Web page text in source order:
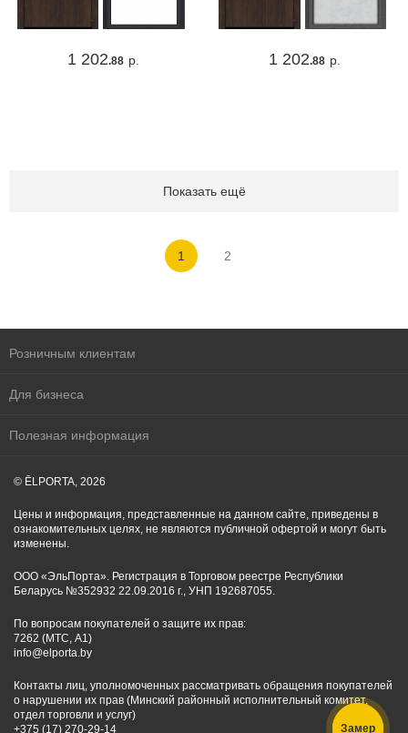
1 202.88 р. 1 202.88 р.
Показать ещё
1 2
Розничным клиентам
Для бизнеса
Полезная информация
© ĒLPORTA, 2026
Цены и информация, представленные на данном сайте, приведены в
ознакомительных целях, не являются публичной офертой и могут быть
изменены.
ООО «ЭльПорта». Регистрация в Торговом реестре Республики
Беларусь №352932 22.09.2016 г., УНП 192687055.
По вопросам покупателей о защите их прав:
7262 (МТС, A1)
info@elporta.by
Контакты лиц, уполномоченных рассматривать обращения покупателей
о нарушении их прав (Минский районный исполнительный комитет,
отдел торговли и услуг)
+375 (17) 270-29-14
Замер